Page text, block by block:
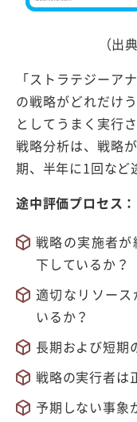
（出
「ストラテジーア
の戦略がどれだけ
としてうまく実行
戦略分析は、戦略
期、半年に1回など
途中評価プロセス：
戦略の実施者
下しているか？
適切なリソー
いるか？
長期および短期
戦略の実行者は
予期しない事象